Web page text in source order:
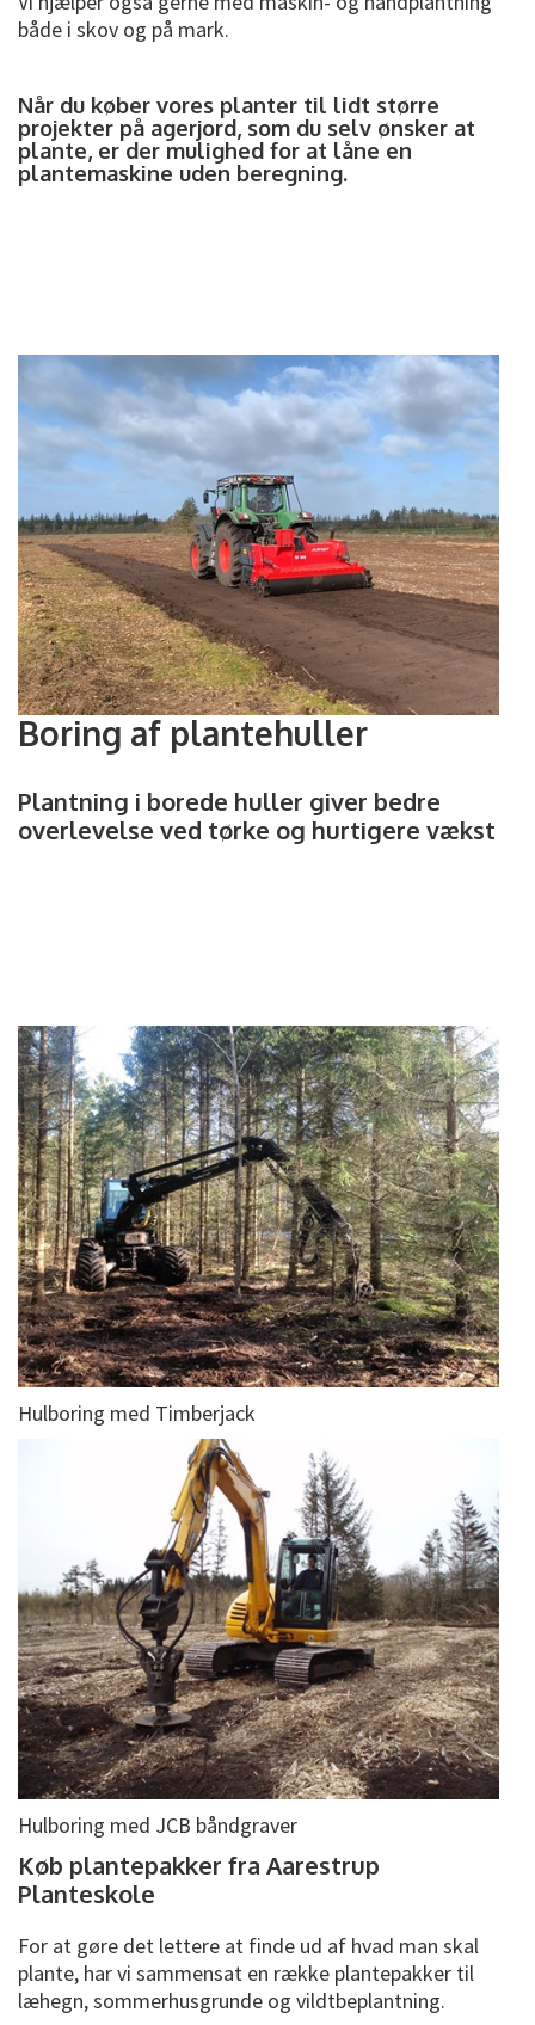
både i skov og på mark.
Når du køber vores planter til lidt større
projekter på agerjord, som du selv ønsker at
plante, er der mulighed for at låne en
plantemaskine uden beregning.
Boring af plantehuller
Plantning i borede huller giver bedre
overlevelse ved tørke og hurtigere vækst
Hulboring med Timberjack
Hulboring med JCB båndgraver
Køb plantepakker fra Aarestrup
Planteskole
For at gøre det lettere at finde ud af hvad man skal
plante, har vi sammensat en række plantepakker til
læhegn, sommerhusgrunde og vildtbeplantning.